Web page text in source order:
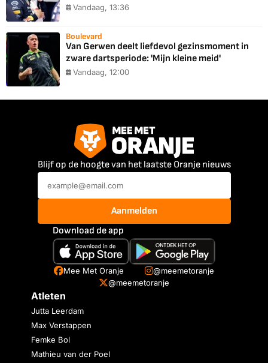
Vandaag, 13:36
Boulevard
Van Gerwen deelt liefdevol gezinsmoment in
zware dartsperiode: 'Mijn kleine meid'
Vandaag, 12:00
Blijf op de hoogte van het laatste Oranje nieuws
Aanmelden
Download de app
Mee Met Oranje
@meemetoranje
@meemetoranje
Atleten
Jutta Leerdam
Max Verstappen
Femke Bol
Mathieu van der Poel